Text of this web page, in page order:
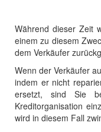
Während dieser Zeit
einem zu diesem
dem Verkäufer
Wenn der Verkäufer
indem er nicht
ersetzt, sind Sie
Kreditorganisation
wird in diesem Fall